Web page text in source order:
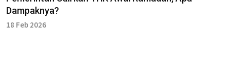
Dampaknya?
18 Feb 2026